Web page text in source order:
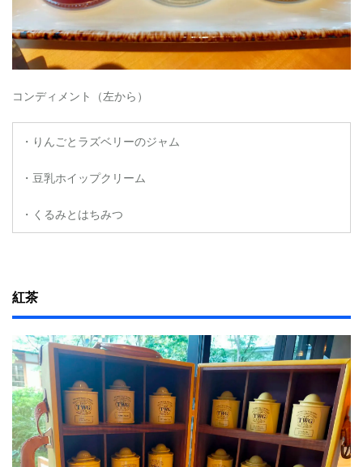
コンディメント（左から）
・りんごとラズベリーのジャム
・豆乳ホイップクリーム
・くるみとはちみつ
紅茶